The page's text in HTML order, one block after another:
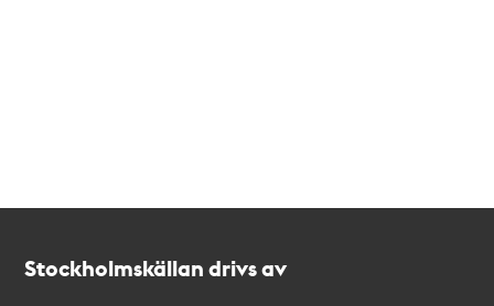
Stockholmskällan drivs av